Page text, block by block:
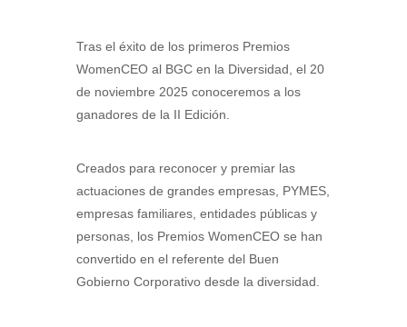
Tras el éxito de los primeros Premios
WomenCEO al BGC en la Diversidad, el 20
de noviembre 2025 conoceremos a los
ganadores de la II Edición.
Creados para reconocer y premiar las
actuaciones de grandes empresas, PYMES,
empresas familiares, entidades públicas y
personas, los Premios WomenCEO se han
convertido en el referente del Buen
Gobierno Corporativo desde la diversidad.